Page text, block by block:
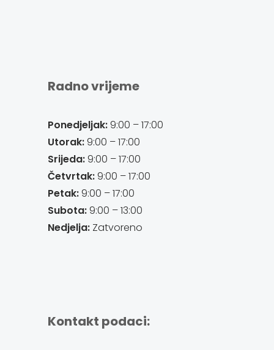
Radno vrijeme
Ponedjeljak:9:00 – 17:00
Utorak:9:00 – 17:00
Srijeda:9:00 – 17:00
Četvrtak:9:00 – 17:00
Petak:9:00 – 17:00
Subota:9:00 – 13:00
Nedjelja:Zatvoreno
Kontakt podaci: